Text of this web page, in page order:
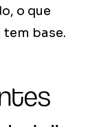
o que
tem base.